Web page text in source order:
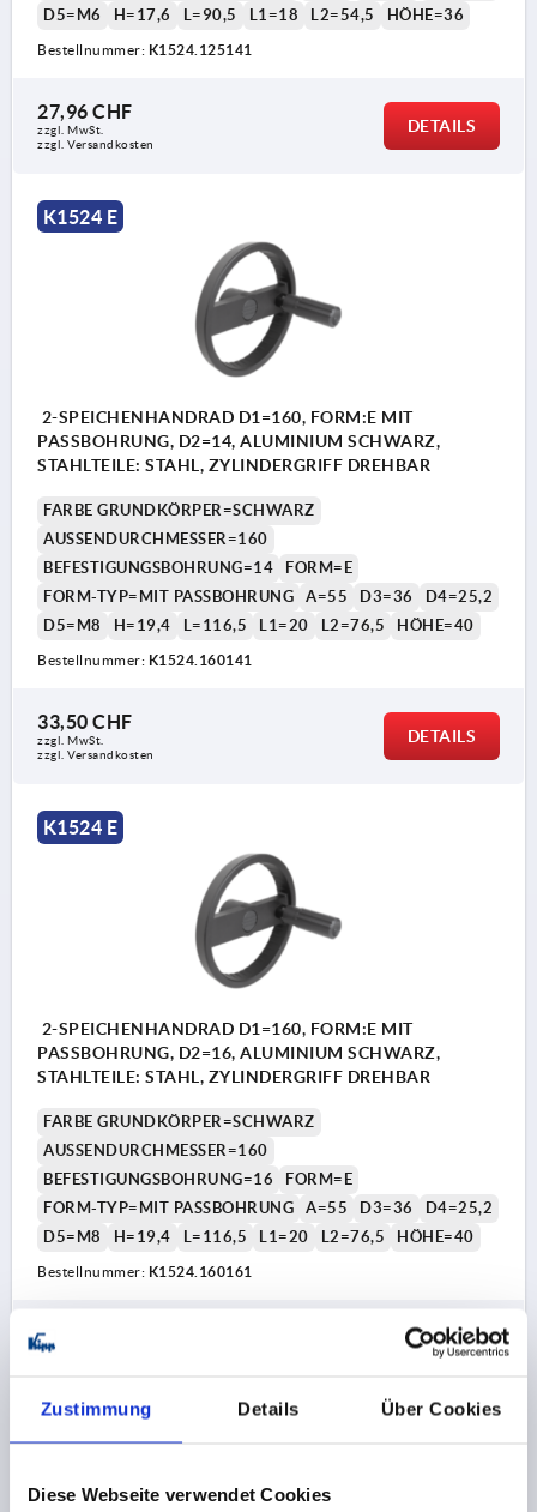
Zustimmung Details Über Cookies
Diese Webseite verwendet Cookies
D5=M6
H=17,6 L=90,5 L1=18 L2=54,5 HÖHE=36
Bestellnummer: K1524.125141
27,96 CHF
zzgl. MwSt.
zzgl. Versandkosten
DETAILS
K1524 E
2-SPEICHENHANDRAD D1=160, FORM:E MIT
PASSBOHRUNG, D2=14, ALUMINIUM SCHWARZ,
STAHLTEILE: STAHL, ZYLINDERGRIFF DREHBAR
FARBE GRUNDKÖRPER=SCHWARZ
AUSSENDURCHMESSER=160
BEFESTIGUNGSBOHRUNG=14
FORM=E
FORM-TYP=MIT PASSBOHRUNG
A=55 D3=36
D4=25,2
D5=M8
H=19,4 L=116,5 L1=20 L2=76,5 HÖHE=40
Bestellnummer: K1524.160141
33,50 CHF
zzgl. MwSt.
zzgl. Versandkosten
DETAILS
K1524 E
2-SPEICHENHANDRAD D1=160, FORM:E MIT
PASSBOHRUNG, D2=16, ALUMINIUM SCHWARZ,
STAHLTEILE: STAHL, ZYLINDERGRIFF DREHBAR
FARBE GRUNDKÖRPER=SCHWARZ
AUSSENDURCHMESSER=160
BEFESTIGUNGSBOHRUNG=16
FORM=E
FORM-TYP=MIT PASSBOHRUNG
A=55 D3=36
D4=25,2
D5=M8
H=19,4 L=116,5 L1=20 L2=76,5 HÖHE=40
Bestellnummer: K1524.160161
33,50 CHF
zzgl. MwSt.
DETAILS
K1524 E